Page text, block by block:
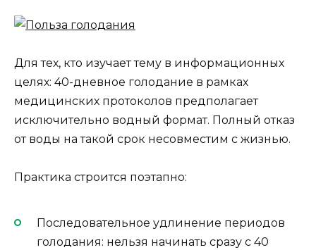
Для тех, кто изучает тему в информационных
целях: 40-дневное голодание в рамках
медицинских протоколов предполагает
исключительно водный формат. Полный отказ
от воды на такой срок несовместим с жизнью.
Практика строится поэтапно:
Последовательное удлинение периодов
голодания: нельзя начинать сразу с 40